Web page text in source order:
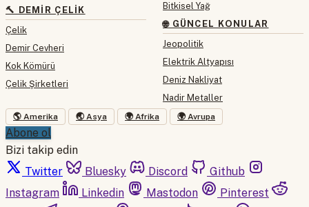
🔨 DEMIR ÇELIK
Çelik
Demir Cevheri
Kok Kömürü
Çelik Şirketleri
Bitkisel Yağ
🌐 GÜNCEL KONULAR
Jeopolitik
Elektrik Altyapısı
Deniz Nakliyat
Nadir Metaller
🌎 Amerika 🌏 Asya 🌍 Afrika 🌍 Avrupa
Abone ol
Bizi takip edin
Twitter
Bluesky Discord
Github
Instagram
Linkedin Mastodon
Pinterest